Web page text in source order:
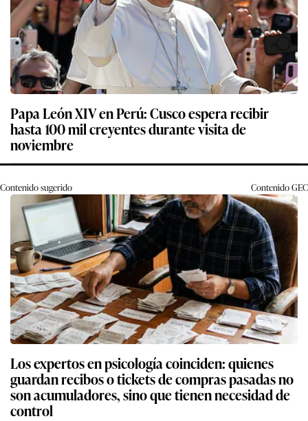
Papa León XIV en Perú: Cusco espera recibir
hasta 100 mil creyentes durante visita de
noviembre
Contenido sugerido ContenidoGEC
Los expertos en psicología coinciden: quienes
guardan recibos o tickets de compras pasadas no
son acumuladores, sino que tienen necesidad de
control